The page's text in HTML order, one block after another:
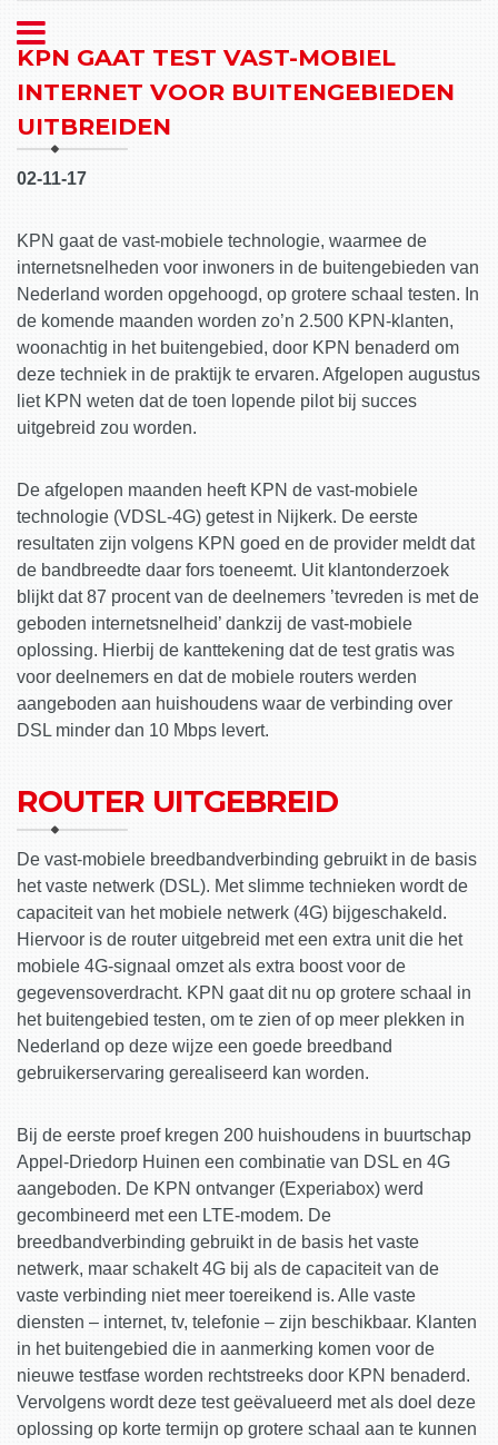
KPN GAAT TEST VAST-MOBIEL
INTERNET VOOR BUITENGEBIEDEN
UITBREIDEN
02-11-17
KPN gaat de vast-mobiele technologie, waarmee de
internetsnelheden voor inwoners in de buitengebieden van
Nederland worden opgehoogd, op grotere schaal testen. In
de komende maanden worden zo’n 2.500 KPN-klanten,
woonachtig in het buitengebied, door KPN benaderd om
deze techniek in de praktijk te ervaren. Afgelopen augustus
liet KPN weten dat de toen lopende pilot bij succes
uitgebreid zou worden.
De afgelopen maanden heeft KPN de vast-mobiele
technologie (VDSL-4G) getest in Nijkerk. De eerste
resultaten zijn volgens KPN goed en de provider meldt dat
de bandbreedte daar fors toeneemt. Uit klantonderzoek
blijkt dat 87 procent van de deelnemers ’tevreden is met de
geboden internetsnelheid’ dankzij de vast-mobiele
oplossing. Hierbij de kanttekening dat de test gratis was
voor deelnemers en dat de mobiele routers werden
aangeboden aan huishoudens waar de verbinding over
DSL minder dan 10 Mbps levert.
ROUTER UITGEBREID
De vast-mobiele breedbandverbinding gebruikt in de basis
het vaste netwerk (DSL). Met slimme technieken wordt de
capaciteit van het mobiele netwerk (4G) bijgeschakeld.
Hiervoor is de router uitgebreid met een extra unit die het
mobiele 4G-signaal omzet als extra boost voor de
gegevensoverdracht. KPN gaat dit nu op grotere schaal in
het buitengebied testen, om te zien of op meer plekken in
Nederland op deze wijze een goede breedband
gebruikerservaring gerealiseerd kan worden.
Bij de eerste proef kregen 200 huishoudens in buurtschap
Appel-Driedorp Huinen een combinatie van DSL en 4G
aangeboden. De KPN ontvanger (Experiabox) werd
gecombineerd met een LTE-modem. De
breedbandverbinding gebruikt in de basis het vaste
netwerk, maar schakelt 4G bij als de capaciteit van de
vaste verbinding niet meer toereikend is. Alle vaste
diensten – internet, tv, telefonie – zijn beschikbaar. Klanten
in het buitengebied die in aanmerking komen voor de
nieuwe testfase worden rechtstreeks door KPN benaderd.
Vervolgens wordt deze test geëvalueerd met als doel deze
oplossing op korte termijn op grotere schaal aan te kunnen